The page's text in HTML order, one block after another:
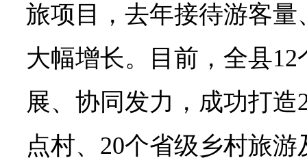
旅项目，去年接待游客
大幅增长。目前，全县
展、协同发力，成功打
点村、20个省级乡村旅